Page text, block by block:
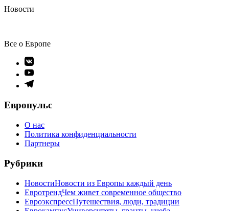
Новости
Все о Европе
Элемент
меню
Элемент
меню
Элемент
Европульс
О нас
Политика конфиденциальности
Партнеры
Рубрики
НовостиНовости из Европы каждый день
ЕвротрендЧем живет современное общество
ЕвроэкспрессПутешествия, люди, традиции